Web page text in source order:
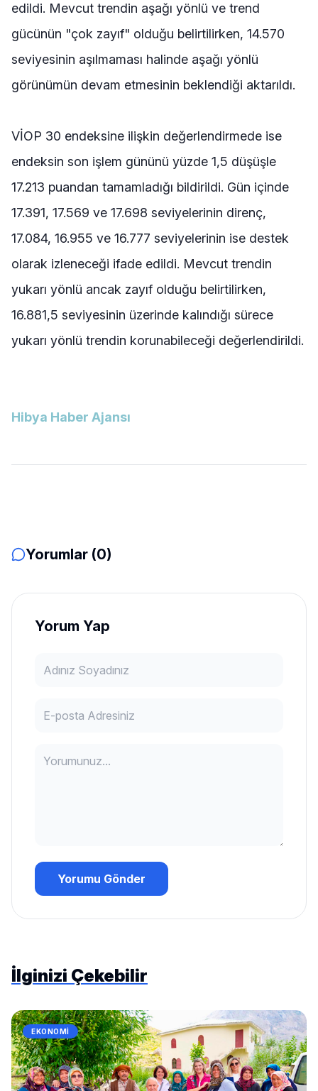
edildi. Mevcut trendin aşağı yönlü ve trend
gücünün "çok zayıf" olduğu belirtilirken, 14.570
seviyesinin aşılmaması halinde aşağı yönlü
görünümün devam etmesinin beklendiği aktarıldı.
VİOP 30 endeksine ilişkin değerlendirmede ise
endeksin son işlem gününü yüzde 1,5 düşüşle
17.213 puandan tamamladığı bildirildi. Gün içinde
17.391, 17.569 ve 17.698 seviyelerinin direnç,
17.084, 16.955 ve 16.777 seviyelerinin ise destek
olarak izleneceği ifade edildi. Mevcut trendin
yukarı yönlü ancak zayıf olduğu belirtilirken,
16.881,5 seviyesinin üzerinde kalındığı sürece
yukarı yönlü trendin korunabileceği değerlendirildi.
Hibya Haber Ajansı
Yorumlar (0)
Yorum Yap
Yorumu Gönder
İlginizi Çekebilir
EKONOMI